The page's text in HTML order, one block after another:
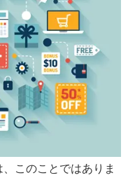
このことではありま